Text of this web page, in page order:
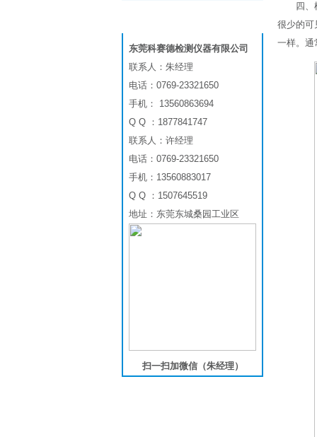
四
很少的可
一样。通
东莞科赛德检测仪器有限公司
联系人：朱经理
电话：0769-23321650
手机： 13560863694
Q Q ：1877841747
联系人：许经理
电话：0769-23321650
手机：13560883017
Q Q ：1507645519
地址：东莞东城桑园工业区
扫一扫加微信（朱经理）